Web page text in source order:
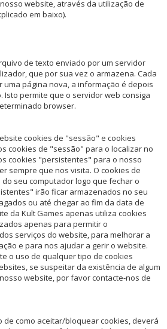
website, através da utilização de
em baixo).
de texto enviado por um servidor
que por sua vez o armazena. Cada
página nova, a informação é depois
Isto permite que o servidor web consiga
browser.
cookies de "sessão" e cookies
cookies de "sessão" para o localizar no
cookies "persistentes" para o nosso
sempre que nos visita. O cookies de
seu computador logo que fechar o
irão ficar armazenados no seu
ou até chegar ao fim da data de
da Kult Games apenas utiliza cookies
apenas para permitir o
serviços do website, para melhorar a
e para nos ajudar a gerir o website.
o uso de qualquer tipo de cookies
se suspeitar da existência de algum
website, por favor contacte-nos de
de como aceitar/bloquear cookies, deverá